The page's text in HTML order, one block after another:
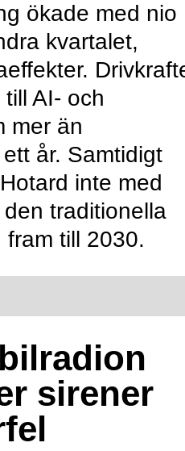
ökade med nio
kvartalet,
AI- och
mer än
år. Samtidigt
inte med
traditionella
fram till 2030.
sirener